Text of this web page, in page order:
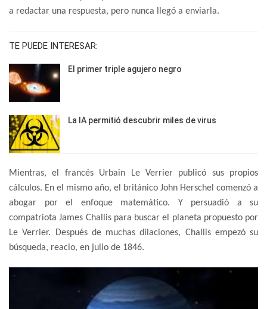
a redactar una respuesta, pero nunca llegó a enviarla.
TE PUEDE INTERESAR:
El primer triple agujero negro
La IA permitió descubrir miles de virus
Mientras, el francés Urbain Le Verrier publicó sus propios
cálculos. En el mismo año, el británico John Herschel comenzó a
abogar por el enfoque matemático. Y persuadió a su
compatriota James Challis para buscar el planeta propuesto por
Le Verrier. Después de muchas dilaciones, Challis empezó su
búsqueda, reacio, en julio de 1846.